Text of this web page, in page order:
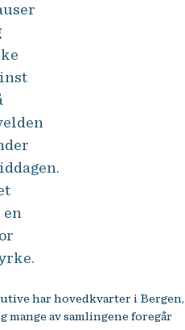
en
har hovedkvarter i Bergen,
mange av samlingene foregår